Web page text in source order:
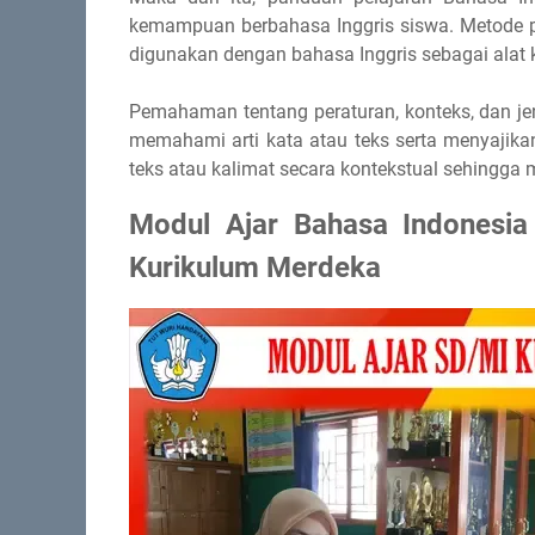
kemampuan berbahasa Inggris siswa.
digunakan dengan bahasa Inggris sebagai
Pemahaman tentang peraturan, konteks, dan
memahami arti kata atau teks serta
teks atau kalimat secara kontekstual sehingga
Modul Ajar Bahasa
Kurikulum Merdeka